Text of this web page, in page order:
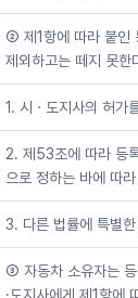
② 제1항에 따라 붙인
제외하고는 떼지 못
1. 시ㆍ도지사의 허가
2. 제53조에 따라 등
으로 정하는 바에 따
3. 다른 법률에 특별
③ 자동차 소유자는 등